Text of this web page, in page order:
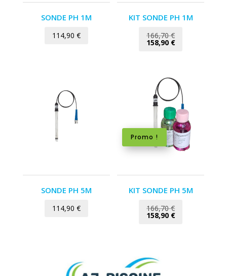
SONDE PH 1M
114,90 €
KIT SONDE PH 1M
166,70€Le
prix
158,90 €Le
SONDE PH 5M
114,90 €
Promo !
KIT SONDE PH 5M
166,70€Le
prix
158,90 €Le